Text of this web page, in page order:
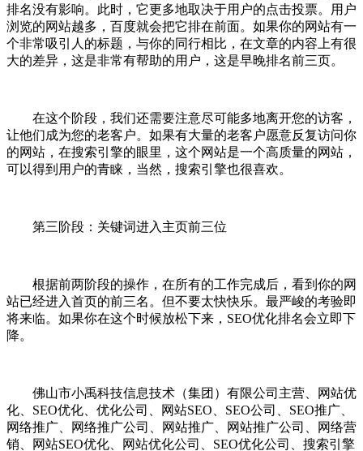
排名没有影响。此时，它更多地取决于用户的点击投票。用户
浏览的网站越多，百度就会把它排在前面。如果你的网站有一
个非常吸引人的标题，与你的同行相比，在文章的内容上有很
大的差异，这是非常有帮助的用户，这是早晚排名前三页。
在这个阶段，我们还需要注意尽可能多地离开您的访客，
让他们成为您的老客户。如果有大量的老客户愿意反复访问你
的网站，在搜索引擎的眼里，这个网站是一个高质量的网站，
可以得到用户的青睐，当然，搜索引擎也很喜欢。
第三阶段：关键词进入主页前三位
根据前两阶段的操作，在所有的工作完成后，看到你的网
站已经进入首页的前三名。但不要太快快乐。最严峻的考验即
将来临。如果你在这个时候放松下来，SEO优化排名会立即下
降。
佛山市小禹科技信息技术（集团）有限公司主营、网站优
化、SEO优化、优化公司、网站SEO、SEO公司、SEO推广、
网络推广、网络推广公司、网站推广、网站推广公司、网络营
销、网站SEO优化、网站优化公司、SEO优化公司、搜索引擎